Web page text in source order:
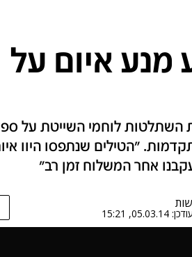
מנע איום על
השתלטות לוחמי השייטת על
"הטילים שנתפסו היוו
אחר המשלוח זמן רב"
05.03.14, 15:21